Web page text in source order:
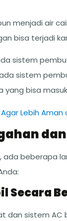
menjadi air
bisa terjadi
sistem
sistem
bisa
Lebih
beberapa
Secara
dan sistem AC